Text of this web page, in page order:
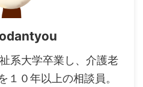
系大学卒業し、介護老
１０年以上の相談員。